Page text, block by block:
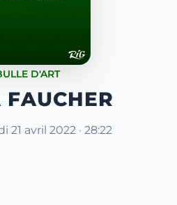
D'ART
21 avril 2022 · 28:22